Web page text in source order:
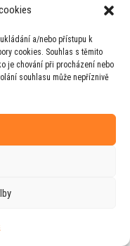
a/nebo přístupu k
cookies. Souhlas s těmito
je chování při procházení nebo
souhlasu může nepříznivě
stránky Jiřího
spolupráci s
.